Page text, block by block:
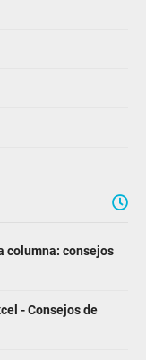
columna: consejos
- Consejos de